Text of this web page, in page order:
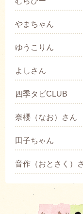
やまちゃん
ゆうこりん
よしさん
四季タビCLUB
奈櫻（なお）さん
田子ちゃん
音作（おとさく）